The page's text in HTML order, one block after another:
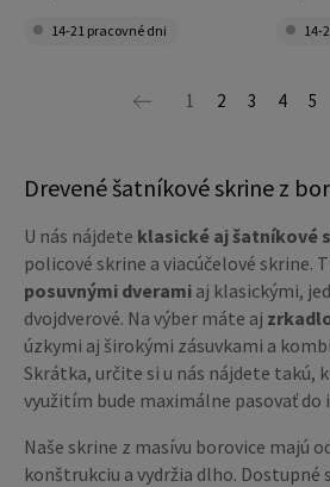
14-21 pracovné dni 14-
1 2 3 4 5
Drevené šatníkové skrine z
U nás nájdete klasické aj šatníkové
policové skrine a viacúčelové skrine.
posuvnými dverami aj klasickými,
dvojdverové. Na výber máte aj
úzkymi aj širokými zásuvkami a
Skrátka, určite si u nás nájdete takú,
využitím bude maximálne pasovať do
Naše skrine z masívu borovice majú
konštrukciu a vydržia dlho. Dostupné